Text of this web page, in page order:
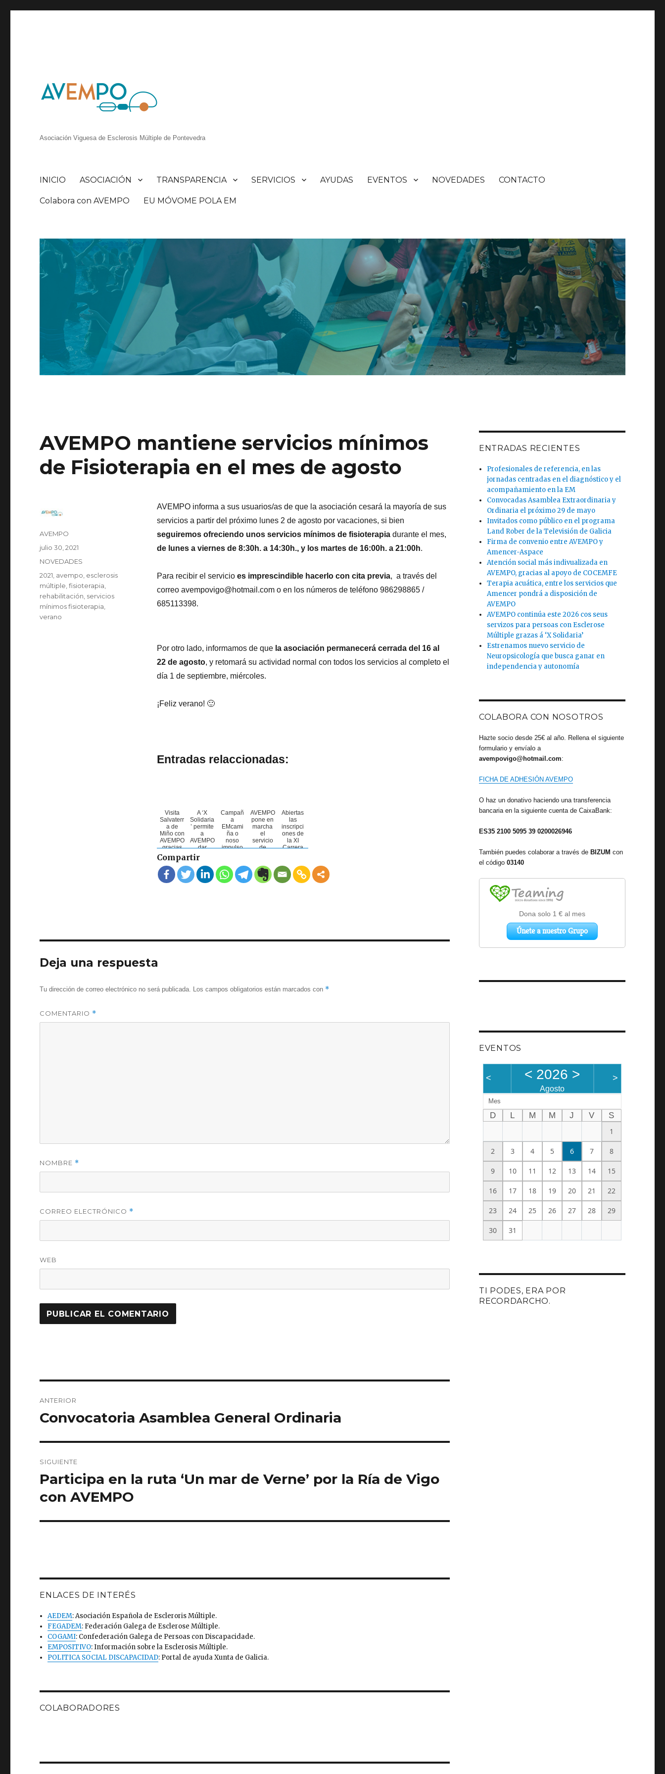
Asociación Viguesa de Esclerosis Múltiple de Pontevedra
INICIO ASOCIACIÓN TRANSPARENCIA SERVICIOS AYUDAS EVENTOS NOVEDADES CONTACTO
Colabora con AVEMPO EU MÓVOME POLA EM
AVEMPO mantiene servicios mínimos
de Fisioterapia en el mes de agosto
AVEMPO informa a sus usuarios/as de que la asociación cesará la mayoría de sus
servicios a partir del próximo lunes 2 de agosto por vacaciones, si bien
seguiremos ofreciendo unos servicios mínimos de fisioterapiadurante el mes,
de lunes a viernes de 8:30h. a 14:30h., y los martes de 16:00h. a 21:00h.
Para recibir el servicioes imprescindible hacerlo con cita previa, a través del
correo avempovigo@hotmail.com o en los números de teléfono 986298865 /
685113398.
Por otro lado, informamos de que la asociación permanecerá cerrada del 16 al
22 de agosto, y retomará su actividad normal con todos los servicios al completo el
día 1 de septiembre, miércoles.
¡Feliz verano! 🙂
Entradas relaccionadas:
Visita
Salvaterr
a de
Miño con
AVEMPO
gracias
al
program
a
‘+Conviv
encia' de
A ‘X
Solidaria
’ permite
a
AVEMPO
dar
continuid
ade ao
servizo
fisioterap
Campañ
a
EMcami
ña o
noso
impulso
AVEMPO
pone en
marcha
el
servicio
de
onal
para
persona
Abiertas
las
inscripci
ones de
la XI
Carrera
Móvome
pola
Escleros
Compartir
Autor
AVEMPO
Publicado
julio 30, 2021
Categorías
NOVEDADES
Etiquetas
2021 avempo esclerosis
múltiple ,fisioterapia
rehabilitación servicios
mínimos fisioterapia
verano
Deja una respuesta
Tu dirección de correo electrónico no será publicada. Los campos obligatorios están marcados con *
COMENTARIO *
NOMBRE *
CORREO ELECTRÓNICO *
WEB
de
ANTERIOR
Entrada
Convocatoria Asamblea General Ordinaria
SIGUIENTE
Entrada
siguiente:
Participa en la ruta ‘Un mar de Verne’ por la Ría de Vigo
con AVEMPO
ENLACES DE INTERÉS
AEDEM: Asociación Española de Escleroris Múltiple.
FEGADEM: Federación Galega de Esclerose Múltiple.
COGAMI: Confederación Galega de Persoas con Discapacidade.
EMPOSITIVO: Información sobre la Esclerosis Múltiple.
POLITICA SOCIAL DISCAPACIDAD: Portal de ayuda Xunta de Galicia.
COLABORADORES
ENTRADAS RECIENTES
Profesionales de referencia, en las
jornadas centradas en el diagnóstico y el
acompañamiento en la EM
Convocadas Asamblea Extraordinaria y
Ordinaria el próximo 29 de mayo
Invitados como público en el programa
Land Rober de la Televisión de Galicia
Firma de convenio entre AVEMPO y
Amencer-Aspace
Atención social más indivualizada en
AVEMPO, gracias al apoyo de COCEMFE
Terapia acuática, entre los servicios que
Amencer pondrá a disposición de
AVEMPO
AVEMPO continúa este 2026 cos seus
servizos para persoas con Esclerose
Múltiple grazas á ‘X Solidaria’
Estrenamos nuevo servicio de
Neuropsicología que busca ganar en
independencia y autonomía
COLABORA CON NOSOTROS
Hazte socio desde 25€ al año. Rellena el siguiente
formulario y envíalo a
avempovigo@hotmail.com:
FICHA DE ADHESIÓN AVEMPO
O haz un donativo haciendo una transferencia
bancaria en la siguiente cuenta de CaixaBank:
ES35 2100 5095 39 0200026946
También puedes colaborar a través de BIZUM con
el código03140
EVENTOS
< < 2026 >
Agosto
>
Mes
D L M M J V
S
1
2 3 4 5 6 7 8
9 10 11 12 13 14 15
16 17 18 19 20 21 22
23 24 25 26 27 28 29
30 31
TI PODES, ERA POR
RECORDARCHO.